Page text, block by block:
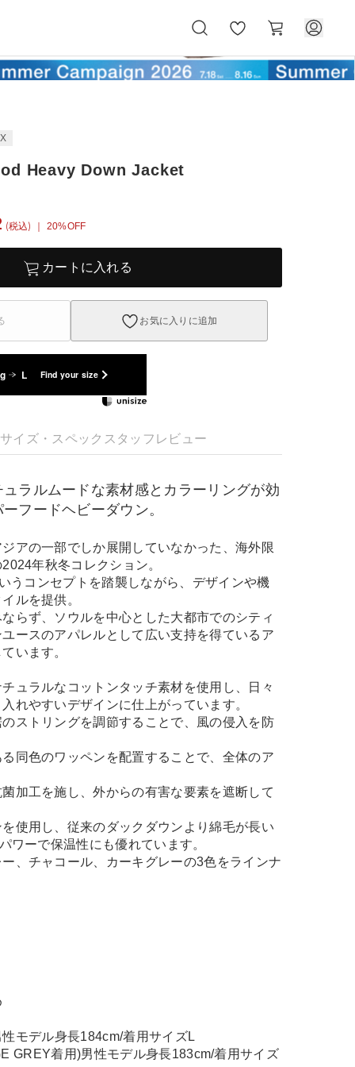
気
に
ー
ト
Heavy Down Jacket
(税込) ｜ 20%OFF
カートに入れる
お気に入りに追加
L Find your size
サイズ・スペック スタッフレビュー
ラルムードな素材感とカラーリングが効
フードヘビーダウン。
アの一部でしか展開していなかった、海外限
年秋冬コレクション。
うコンセプトを踏襲しながら、デザインや機
ルを提供。
らず、ソウルを中心とした大都市でのシティ
ースのアパレルとして広い支持を得ているア
います。
ュラルなコットンタッチ素材を使用し、日々
れやすいデザインに仕上がっています。
ストリングを調節することで、風の侵入を防
同色のワッペンを配置することで、全体のア
加工を施し、外からの有害な要素を遮断して
使用し、従来のダックダウンより綿毛が長い
ワーで保温性にも優れています。
、チャコール、カーキグレーの3色をラインナ
モデル身長184cm/着用サイズL
GREY着用)男性モデル身長183cm/着用サイズ